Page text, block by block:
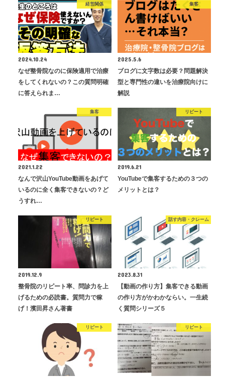
経営関係
2024.10.24
なぜ整骨院なのに保険適用で治療
をしてくれないの？この質問明確
に答えられま…
集客
2025.5.6
ブログに文字数は必要？問題解決
型と専門性の違いを治療院向けに
解説
集客
2021.1.22
なんで沢山YouTube動画をあげて
いるのに全く集客できないの？ど
うすれ…
リピート
2019.6.21
YouTubeで集客するための３つの
メリットとは？
リピート
2019.12.9
整骨院のリピート率、問診力を上
げるための必読書。質問力で稼
げ！濱田昇さん著書
話す内容・クレーム
2023.8.31
【動画の作り方】集客できる動画
の作り方がかわかならい。一生続
く質問シリーズ５
リピート リピート